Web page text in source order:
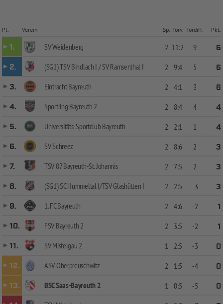
Pl. Verein Sp. Torv. Tordiff. Pkt.
1. SV Weidenberg 2 11:2 9
6
2.
(SG1) TSV Bindlach I / SV Ramsenthal I 2 9:4 5
6
3.
Eintracht Bayreuth 2 4:1 3
6
4.
Sportring Bayreuth 2 2 8:4 4
4
5.
Universitäts-Sportclub Bayreuth 2 2:1 1
4
6.
SV Schreez 2 8:6 2
3
7.
TSV 07 Bayreuth-St. Johannis 2 7:5 2
3
8.
(SG1) SC Hummeltal I/TSV Glashütten I 2 2:5 -3
3
9.
1. FC Bayreuth 2 4:6 -2
1
10.
FSV Bayreuth 2 2 3:5 -2
1
11.
SV Mistelgau 2 1 2:5 -3
0
12.
ASV Oberpreuschwitz 2 1:5 -4
0
13.
BSC Saas-Bayreuth 2 1 0:5 -5
0